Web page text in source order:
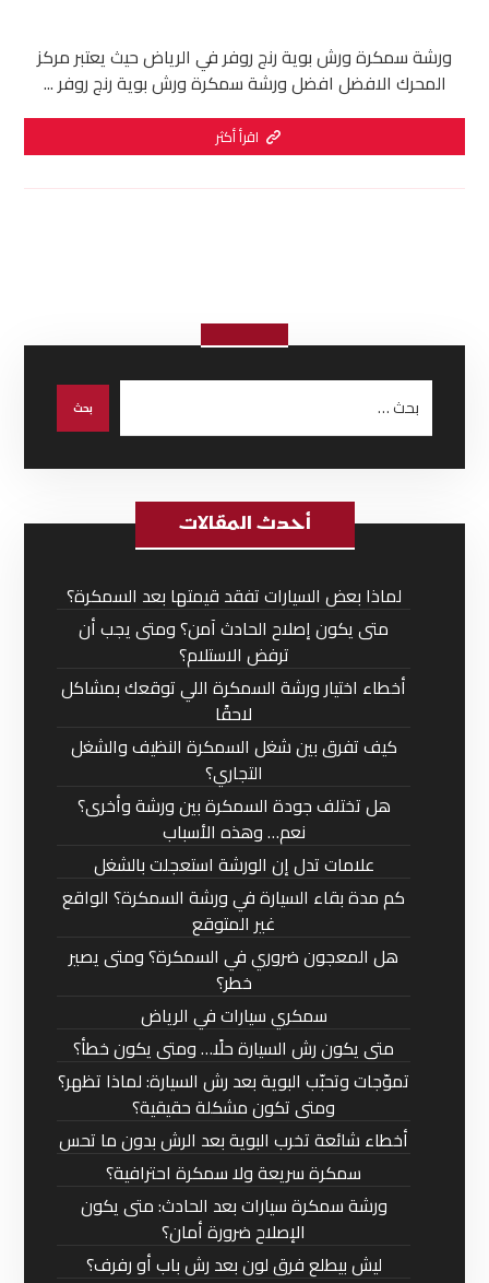
ورشة سمكرة ورش بوية رنج روفر في الرياض حيث يعتبر مركز
المحرك الافضل افضل ورشة سمكرة ورش بوية رنج روفر ...
اقرأ أكثر
أحدث المقالات
لماذا بعض السيارات تفقد قيمتها بعد السمكرة؟
متى يكون إصلاح الحادث آمن؟ ومتى يجب أن
ترفض الاستلام؟
أخطاء اختيار ورشة السمكرة اللي توقعك بمشاكل
لاحقًا
كيف تفرق بين شغل السمكرة النظيف والشغل
التجاري؟
هل تختلف جودة السمكرة بين ورشة وأخرى؟
نعم… وهذه الأسباب
علامات تدل إن الورشة استعجلت بالشغل
كم مدة بقاء السيارة في ورشة السمكرة؟ الواقع
غير المتوقع
هل المعجون ضروري في السمكرة؟ ومتى يصير
خطر؟
سمكري سيارات في الرياض
متى يكون رش السيارة حلًا… ومتى يكون خطأ؟
تموّجات وتحبّب البوية بعد رش السيارة: لماذا تظهر؟
ومتى تكون مشكلة حقيقية؟
أخطاء شائعة تخرب البوية بعد الرش بدون ما تحس
سمكرة سريعة ولا سمكرة احترافية؟
ورشة سمكرة سيارات بعد الحادث: متى يكون
الإصلاح ضرورة أمان؟
ليش بيطلع فرق لون بعد رش باب أو رفرف؟